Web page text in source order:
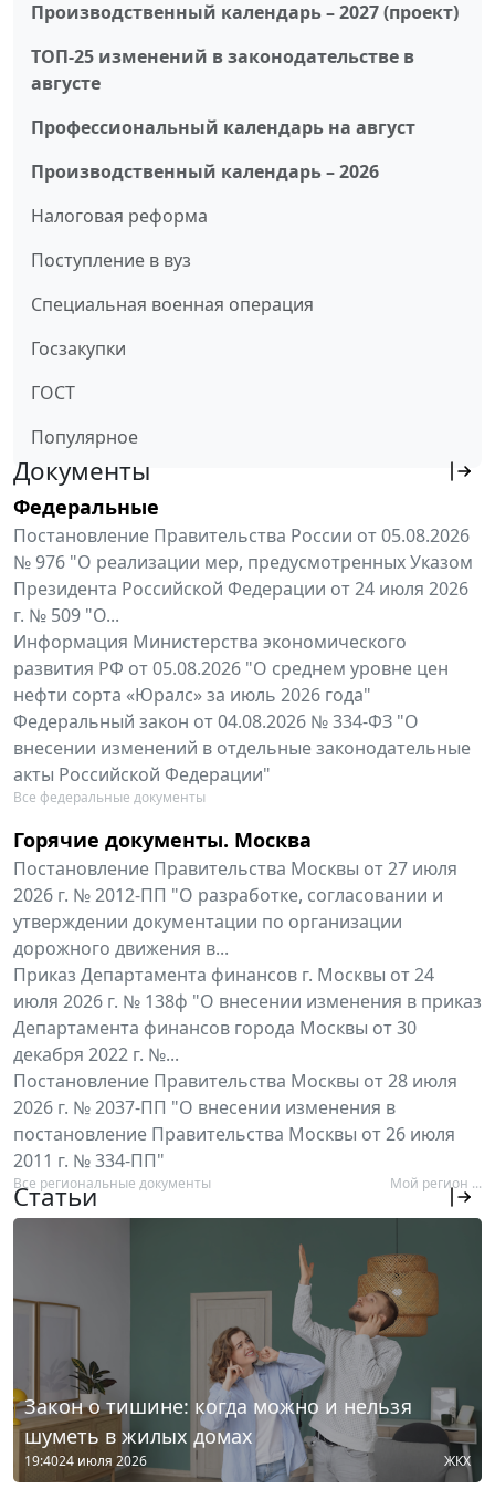
Производственный календарь – 2027 (проект)
ТОП-25 изменений в законодательстве в
августе
Профессиональный календарь на август
Производственный календарь – 2026
Налоговая реформа
Поступление в вуз
Специальная военная операция
Госзакупки
ГОСТ
Популярное
Документы
Федеральные
Постановление Правительства России от 05.08.2026
№ 976 "О реализации мер, предусмотренных Указом
Президента Российской Федерации от 24 июля 2026
г. № 509 "О...
Информация Министерства экономического
развития РФ от 05.08.2026 "О среднем уровне цен
нефти сорта «Юралс» за июль 2026 года"
Федеральный закон от 04.08.2026 № 334-ФЗ "О
внесении изменений в отдельные законодательные
акты Российской Федерации"
Все федеральные документы
Горячие документы. Москва
Постановление Правительства Москвы от 27 июля
2026 г. № 2012-ПП "О разработке, согласовании и
утверждении документации по организации
дорожного движения в...
Приказ Департамента финансов г. Москвы от 24
июля 2026 г. № 138ф "О внесении изменения в приказ
Департамента финансов города Москвы от 30
декабря 2022 г. №...
Постановление Правительства Москвы от 28 июля
2026 г. № 2037-ПП "О внесении изменения в
постановление Правительства Москвы от 26 июля
2011 г. № 334-ПП"
Все региональные документы Мой регион ...
Статьи
Закон о тишине: когда можно и нельзя
шуметь в жилых домах
19:4024 июля 2026 ЖКХ